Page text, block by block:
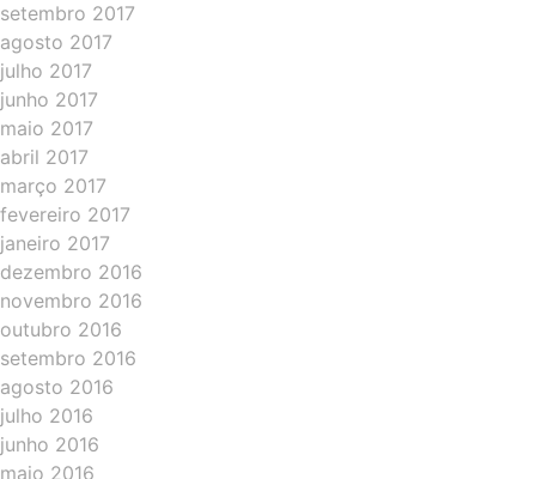
setembro 2017
agosto 2017
julho 2017
junho 2017
maio 2017
abril 2017
março 2017
fevereiro 2017
janeiro 2017
dezembro 2016
novembro 2016
outubro 2016
setembro 2016
agosto 2016
julho 2016
junho 2016
maio 2016